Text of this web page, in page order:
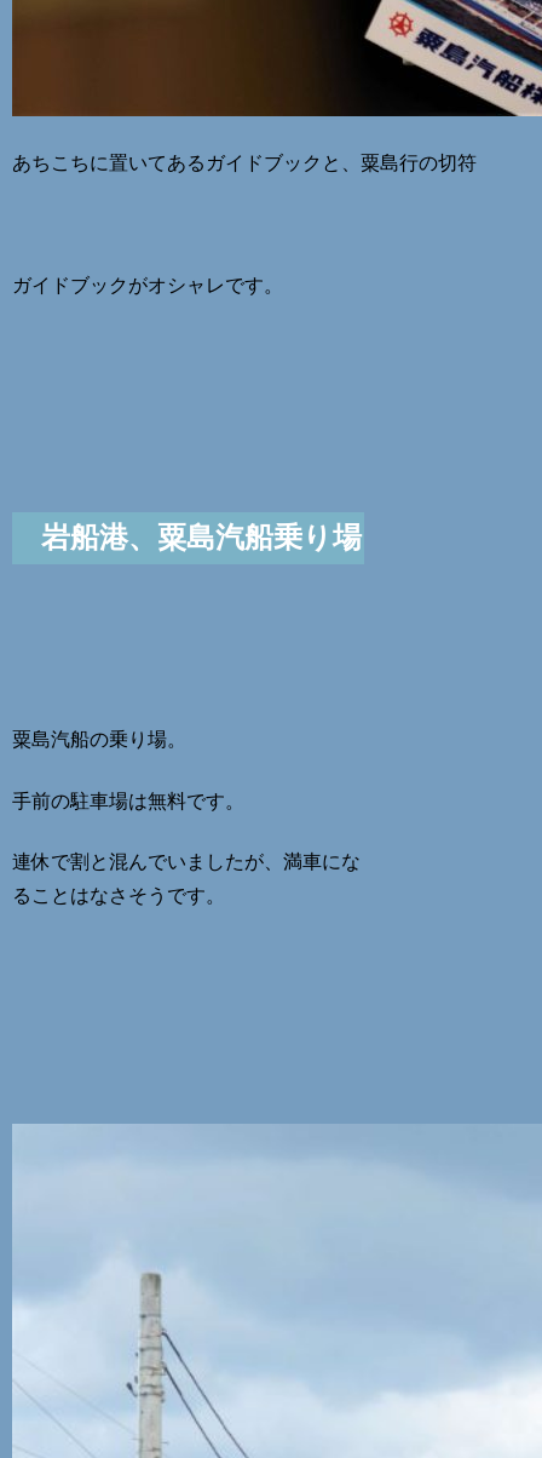
あちこちに置いてあるガイドブックと、粟島行の切符
ガイドブックがオシャレです。
岩船港、粟島汽船乗り場
粟島汽船の乗り場。
手前の駐車場は無料です。
連休で割と混んでいましたが、満車にな
ることはなさそうです。